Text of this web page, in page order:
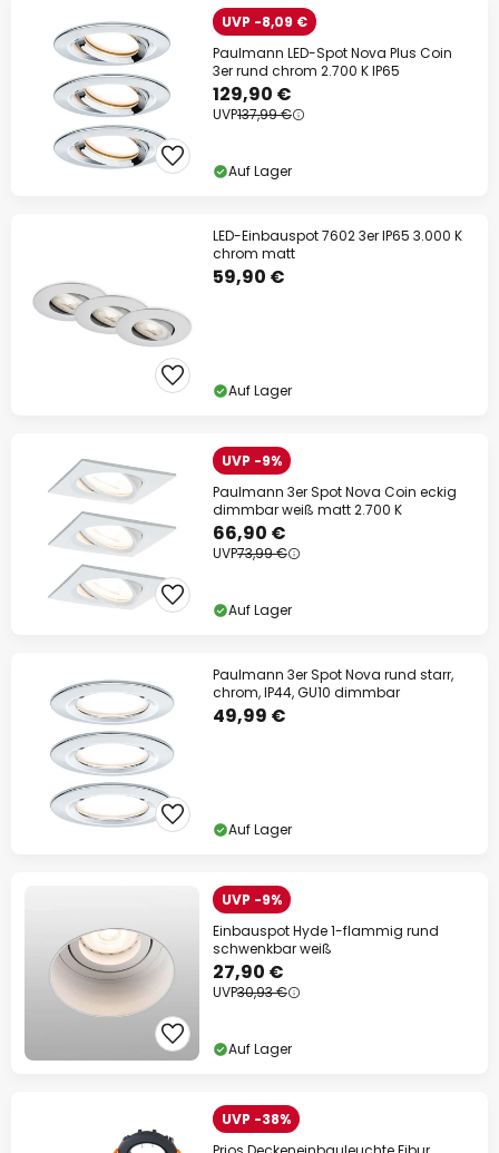
UVP -8,09 €
Paulmann LED-Spot Nova Plus Coin
3er rund chrom 2.700 K IP65
129,90 €
UVP137,99 €
Auf Lager
LED-Einbauspot 7602 3er IP65 3.000 K
chrom matt
59,90 €
Auf Lager
UVP -9%
Paulmann 3er Spot Nova Coin eckig
dimmbar weiß matt 2.700 K
66,90 €
UVP73,99 €
Auf Lager
Paulmann 3er Spot Nova rund starr,
chrom, IP44, GU10 dimmbar
49,99 €
Auf Lager
UVP -9%
Einbauspot Hyde 1-flammig rund
schwenkbar weiß
27,90 €
UVP30,93 €
Auf Lager
UVP -38%